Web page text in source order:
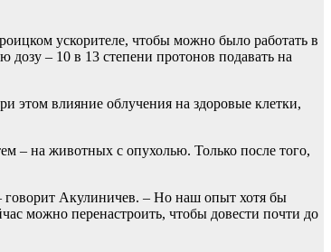
ускорителе, чтобы можно было работать в
– 10 в 13 степени протонов подавать на
этом влияние облучения на здоровые клетки,
– на животных с опухолью. Только после того,
говорит Акулиничев. – Но наш опыт хотя бы
можно перенастроить, чтобы довести почти до